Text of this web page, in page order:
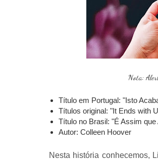
Nota:
Título em Portugal: "Isto
Títulos original: "It Ends with
Título no Brasil: "É Assim que
Autor: Colleen Hoover
Nesta história conhecemos,